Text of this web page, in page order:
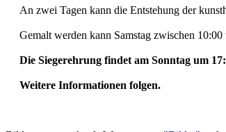
An zwei Tagen kann die Entstehung der
Gemalt werden kann Samstag zwischen
Die Siegerehrung findet am Sonntag um
Weitere Informationen folgen.